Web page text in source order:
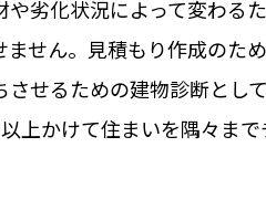
劣化状況によって変わる
せん。見積もり作成のた
せるための建物診断とし
上かけて住まいを隅々まで